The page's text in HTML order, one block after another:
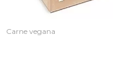
Carne vegana